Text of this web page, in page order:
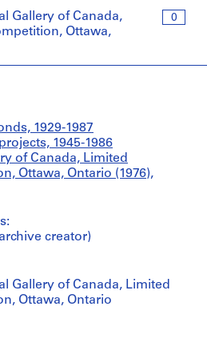
0
Gallery of Canada,
Ottawa,
1929-1987
1945-1986
of Canada, Limited
Ottawa, Ontario (1976),
creator)
Gallery of Canada, Limited
Ottawa, Ontario